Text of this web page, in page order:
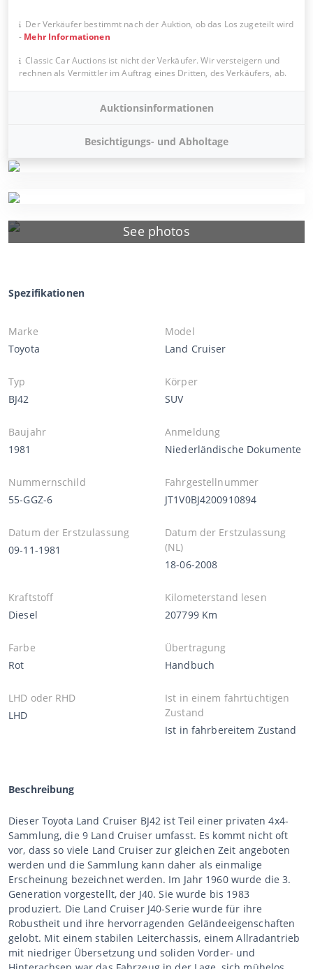
See photos
Der Verkäufer bestimmt nach der Auktion, ob das Los zugeteilt wird
- Mehr Informationen
Classic Car Auctions ist nicht der Verkäufer. Wir versteigern und
rechnen als Vermittler im Auftrag eines Dritten, des Verkäufers, ab.
Auktionsinformationen
Besichtigungs- und Abholtage
Spezifikationen
Marke
Toyota
Model
Land Cruiser
Typ
BJ42
Körper
SUV
Baujahr
1981
Anmeldung
Niederländische Dokumente
Nummernschild
55-GGZ-6
Fahrgestellnummer
JT1V0BJ4200910894
Datum der Erstzulassung
09-11-1981
Datum der Erstzulassung
(NL)
18-06-2008
Kraftstoff
Diesel
Kilometerstand lesen
207799 Km
Farbe
Rot
Übertragung
Handbuch
LHD oder RHD
LHD
Ist in einem fahrtüchtigen
Zustand
Ist in fahrbereitem Zustand
Beschreibung
Dieser Toyota Land Cruiser BJ42 ist Teil einer privaten 4x4-
Sammlung, die 9 Land Cruiser umfasst. Es kommt nicht oft
vor, dass so viele Land Cruiser zur gleichen Zeit angeboten
werden und die Sammlung kann daher als einmalige
Erscheinung bezeichnet werden. Im Jahr 1960 wurde die 3.
Generation vorgestellt, der J40. Sie wurde bis 1983
produziert. Die Land Cruiser J40-Serie wurde für ihre
Robustheit und ihre hervorragenden Geländeeigenschaften
gelobt. Mit einem stabilen Leiterchassis, einem Allradantrieb
mit niedriger Übersetzung und soliden Vorder- und